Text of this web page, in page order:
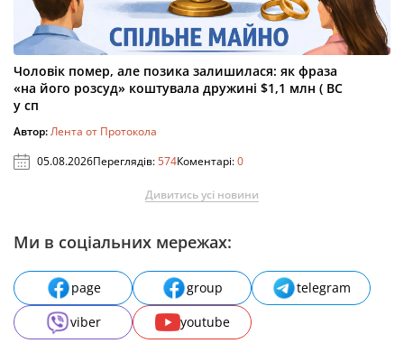
Чоловік помер, але позика залишилася: як фраза
«на його розсуд» коштувала дружині $1,1 млн ( ВС
у сп
Автор:Лента от Протокола
05.08.2026Переглядів:574Коментарі:0
Дивитись усі новини
Ми в соціальних мережах:
page group
telegram
viber
youtube